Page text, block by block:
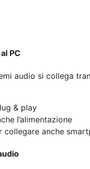
PC
audio si collega
& play
l’alimentazione
collegare anche